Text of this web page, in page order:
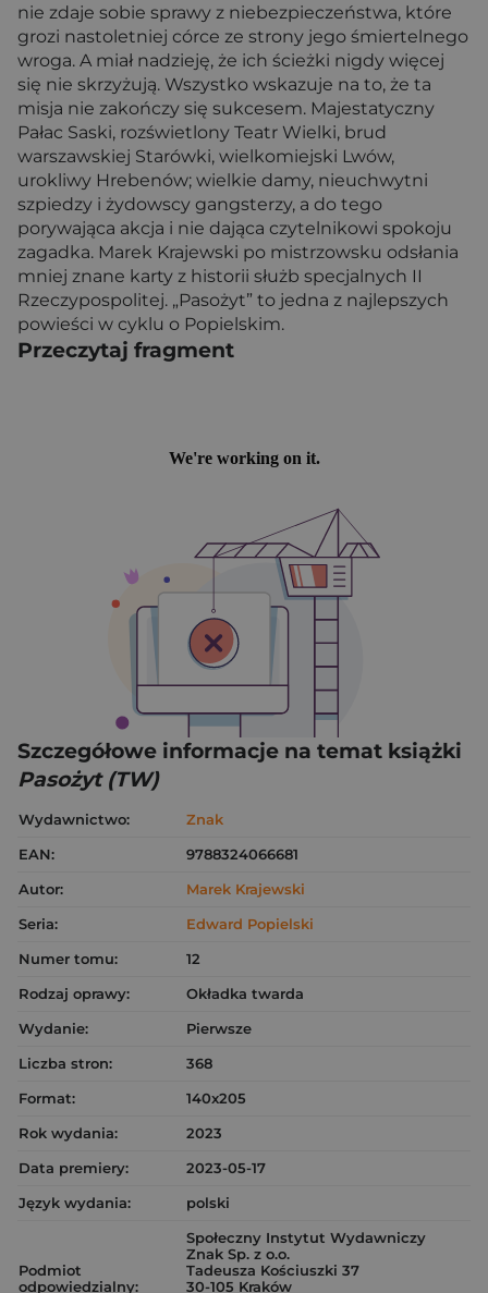
nie zdaje sobie sprawy z niebezpieczeństwa, które
grozi nastoletniej córce ze strony jego śmiertelnego
wroga. A miał nadzieję, że ich ścieżki nigdy więcej
się nie skrzyżują. Wszystko wskazuje na to, że ta
misja nie zakończy się sukcesem. Majestatyczny
Pałac Saski, rozświetlony Teatr Wielki, brud
warszawskiej Starówki, wielkomiejski Lwów,
urokliwy Hrebenów; wielkie damy, nieuchwytni
szpiedzy i żydowscy gangsterzy, a do tego
porywająca akcja i nie dająca czytelnikowi spokoju
zagadka. Marek Krajewski po mistrzowsku odsłania
mniej znane karty z historii służb specjalnych II
Rzeczypospolitej. „Pasożyt” to jedna z najlepszych
powieści w cyklu o Popielskim.
Przeczytaj fragment
Szczegółowe informacje na temat książki
Pasożyt (TW)
Wydawnictwo:
Znak
EAN:
9788324066681
Autor:
Marek Krajewski
Seria:
Edward Popielski
Numer tomu:
12
Rodzaj oprawy:
Okładka twarda
Wydanie:
Pierwsze
Liczba stron:
368
Format:
140x205
Rok wydania:
2023
Data premiery:
2023-05-17
Język wydania:
polski
Podmiot
odpowiedzialny:
Społeczny Instytut Wydawniczy
Znak Sp. z o.o.
Tadeusza Kościuszki 37
30-105 Kraków